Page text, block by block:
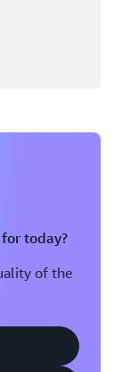
today?
of the